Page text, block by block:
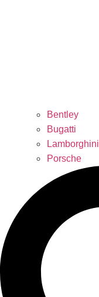
Bentley
Bugatti
Lamborghini
Porsche